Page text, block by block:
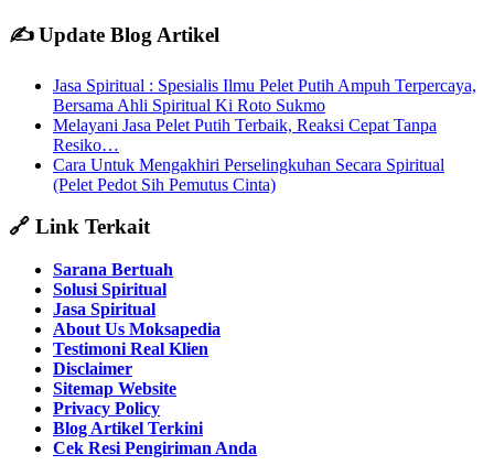
✍️ Update Blog Artikel
Jasa Spiritual : Spesialis Ilmu Pelet Putih Ampuh Terpercaya,
Bersama Ahli Spiritual Ki Roto Sukmo
Melayani Jasa Pelet Putih Terbaik, Reaksi Cepat Tanpa
Resiko…
Cara Untuk Mengakhiri Perselingkuhan Secara Spiritual
(Pelet Pedot Sih Pemutus Cinta)
🔗 Link Terkait
Sarana Bertuah
Solusi Spiritual
Jasa Spiritual
About Us Moksapedia
Testimoni Real Klien
Disclaimer
Sitemap Website
Privacy Policy
Blog Artikel Terkini
Cek Resi Pengiriman Anda